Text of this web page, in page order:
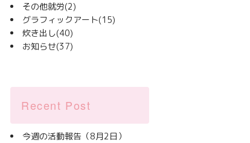
その他就労(2)
グラフィックアート(15)
炊き出し(40)
お知らせ(37)
Recent Post
今週の活動報告（8月2日）